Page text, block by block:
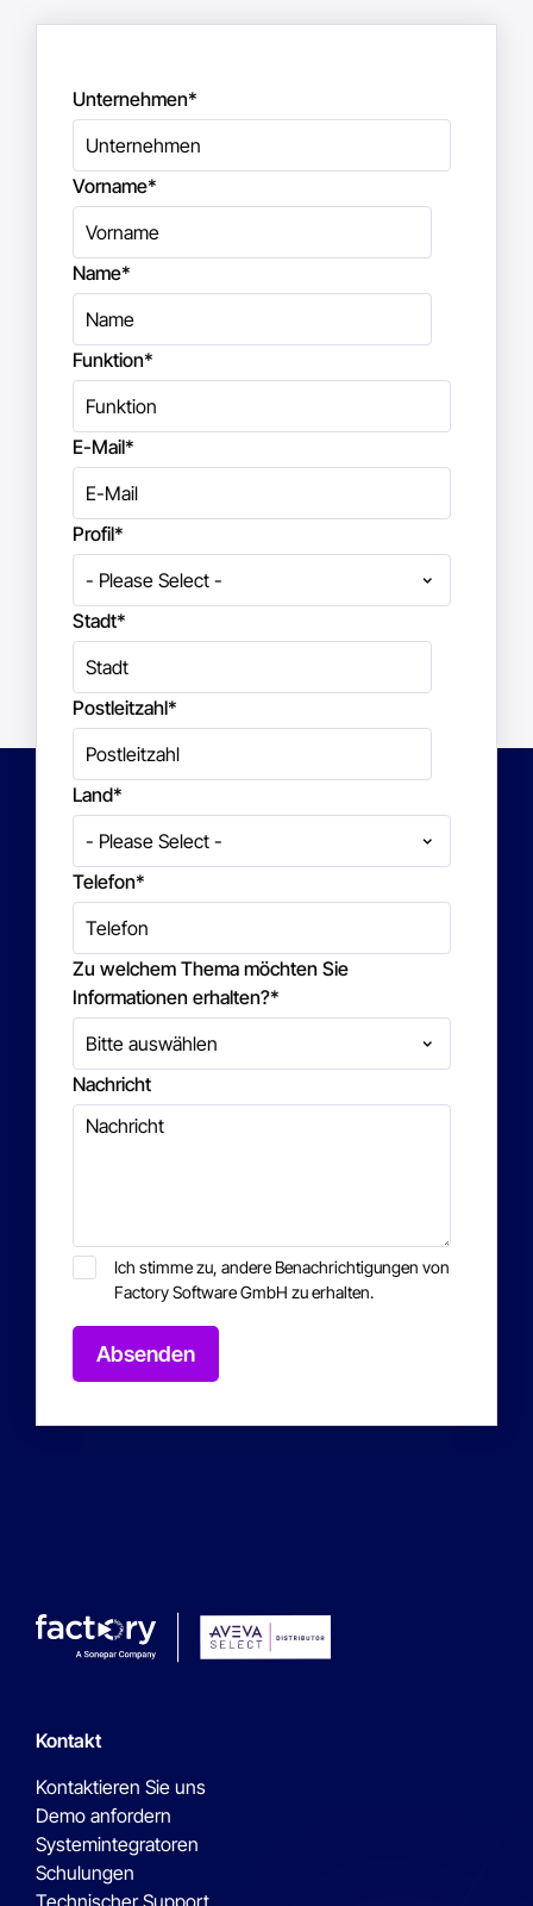
Unternehmen*
Vorname*
Name*
Funktion*
E-Mail*
Profil*
Stadt*
Postleitzahl*
Land*
Telefon*
Zu welchem Thema möchten Sie
Informationen erhalten?*
Nachricht
Ich stimme zu, andere Benachrichtigungen von
Factory Software GmbH zu erhalten.
Kontakt
Kontaktieren Sie uns
Demo anfordern
Systemintegratoren
Schulungen